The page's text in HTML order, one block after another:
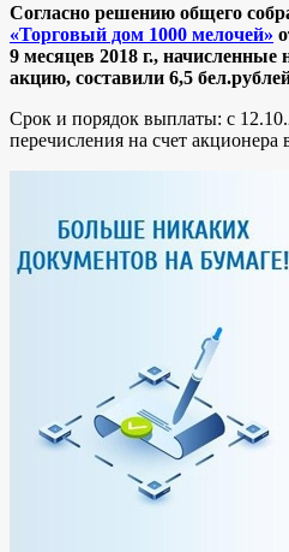
Согласно решению общего
«Торговый дом 1000 мелочей»
9 месяцев 2018 г.,
акцию, составили 6,5
Срок и порядок выплаты: с
перечисления на счет акционера